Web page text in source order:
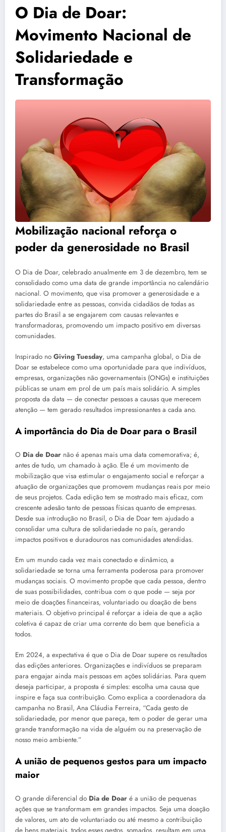
O Dia de Doar:
Movimento Nacional de
Solidariedade e
Transformação
Mobilização nacional reforça o
poder da generosidade no Brasil
O Dia de Doar, celebrado anualmente em 3 de dezembro, tem se
consolidado como uma data de grande importância no calendário
nacional. O movimento, que visa promover a generosidade e a
solidariedade entre as pessoas, convida cidadãos de todas as
partes do Brasil a se engajarem com causas relevantes e
transformadoras, promovendo um impacto positivo em diversas
comunidades.
Inspirado no Giving Tuesday, uma campanha global, o Dia de
Doar se estabelece como uma oportunidade para que indivíduos,
empresas, organizações não governamentais (ONGs) e instituições
públicas se unam em prol de um país mais solidário. A simples
proposta da data — de conectar pessoas a causas que merecem
atenção — tem gerado resultados impressionantes a cada ano.
A importância do Dia de Doar para o Brasil
O Dia de Doar não é apenas mais uma data comemorativa; é,
antes de tudo, um chamado à ação. Ele é um movimento de
mobilização que visa estimular o engajamento social e reforçar a
atuação de organizações que promovem mudanças reais por meio
de seus projetos. Cada edição tem se mostrado mais eficaz, com
crescente adesão tanto de pessoas físicas quanto de empresas.
Desde sua introdução no Brasil, o Dia de Doar tem ajudado a
consolidar uma cultura de solidariedade no país, gerando
impactos positivos e duradouros nas comunidades atendidas.
Em um mundo cada vez mais conectado e dinâmico, a
solidariedade se torna uma ferramenta poderosa para promover
mudanças sociais. O movimento propõe que cada pessoa, dentro
de suas possibilidades, contribua com o que pode — seja por
meio de doações financeiras, voluntariado ou doação de bens
materiais. O objetivo principal é reforçar a ideia de que a ação
coletiva é capaz de criar uma corrente do bem que beneficia a
todos.
Em 2024, a expectativa é que o Dia de Doar supere os resultados
das edições anteriores. Organizações e indivíduos se preparam
para engajar ainda mais pessoas em ações solidárias. Para quem
deseja participar, a proposta é simples: escolha uma causa que
inspire e faça sua contribuição. Como explica a coordenadora da
campanha no Brasil, Ana Cláudia Ferreira, “Cada gesto de
solidariedade, por menor que pareça, tem o poder de gerar uma
grande transformação na vida de alguém ou na preservação de
nosso meio ambiente.”
A união de pequenos gestos para um impacto
maior
O grande diferencial do Dia de Doar é a união de pequenas
ações que se transformam em grandes impactos. Seja uma doação
de valores, um ato de voluntariado ou até mesmo a contribuição